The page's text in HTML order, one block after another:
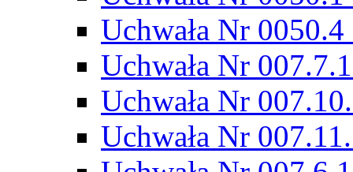
Uchwała Nr
Uchwała Nr
Uchwała Nr
Uchwała Nr